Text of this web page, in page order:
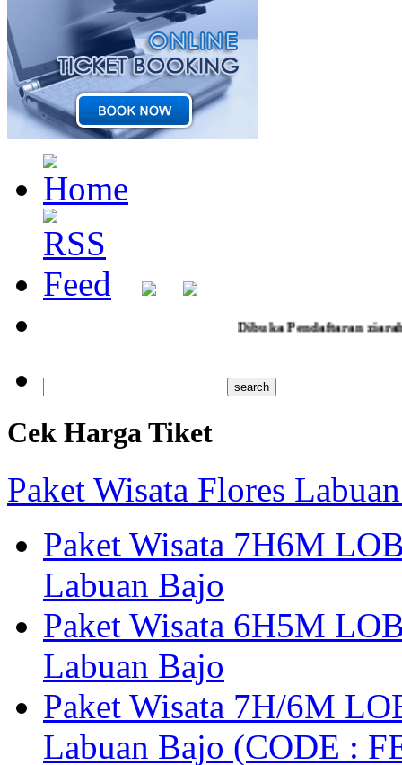
Dibuka Pendaftaran ziarah jumad legi poh sarang
Cek Harga Tiket
Paket Wisata Flores
Paket Wisata 7H6M
Labuan Bajo
Paket Wisata 6H5M
Labuan Bajo
Paket Wisata 7H/6M
Labuan Bajo (CODE :